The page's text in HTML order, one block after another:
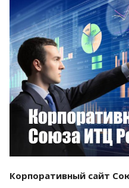
Корпоративный сайт